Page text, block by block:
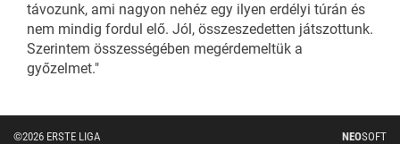
távozunk, ami nagyon nehéz egy ilyen erdélyi túrán és
nem mindig fordul elő. Jól, összeszedetten játszottunk.
Szerintem összességében megérdemeltük a
győzelmet."
©2026 ERSTE LIGA NEOSOFT